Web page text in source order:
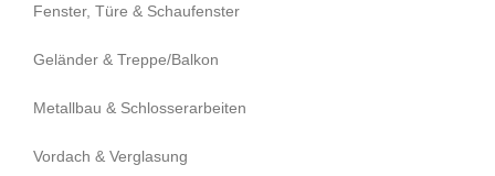
Fenster, Türe & Schaufenster
Geländer & Treppe/Balkon
Metallbau & Schlosserarbeiten
Vordach & Verglasung